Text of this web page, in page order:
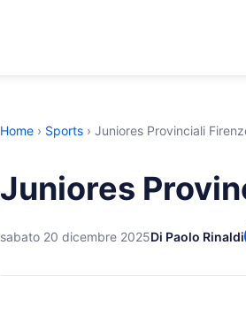
Home › Sports › Juniores Provinciali
Juniores
sabato 20 dicembre 2025Di Paolo Rinaldi